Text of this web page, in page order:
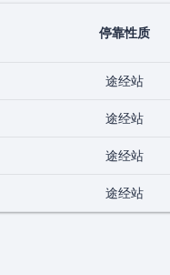
停靠性质
途经站
途经站
途经站
途经站